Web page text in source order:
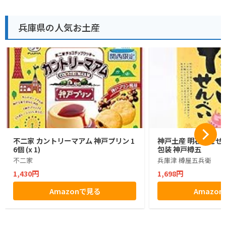
兵庫県の人気お土産
不二家 カントリーマアム 神戸プリン 1
6個 (x 1)
不二家
1,430円
Amazonで見る
神戸土産 明石たこせ
包装 神戸樽五
兵庫津 樽屋五兵衛
1,698円
Amazon